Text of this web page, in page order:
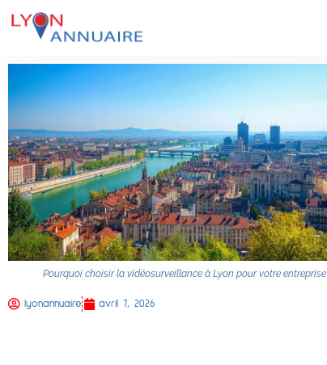
Pourquoi choisir la vidéosurveillance à Lyon pour votre entreprise
lyonannuaire avril 7, 2026